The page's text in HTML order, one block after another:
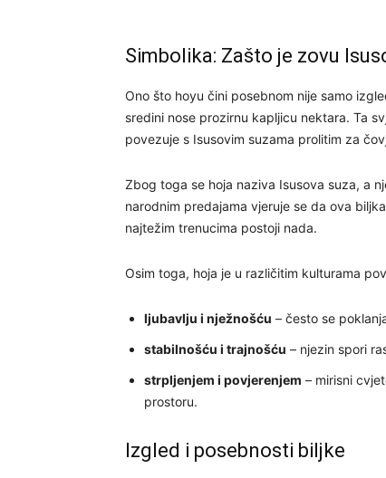
Simbolika: Zašto je zovu
Ono što hoyu čini posebnom nije samo
sredini nose prozirnu kapljicu nektara. Ta
povezuje s Isusovim suzama prolitim za
Zbog toga se hoja naziva Isusova suza, a
narodnim predajama vjeruje se da ova
najtežim trenucima postoji nada.
Osim toga, hoja je u različitim kulturama
ljubavlju i nježnošću – često se
stabilnošću i trajnošću – njezin spori
strpljenjem i povjerenjem – mirisni
prostoru.
Izgled i posebnosti biljke